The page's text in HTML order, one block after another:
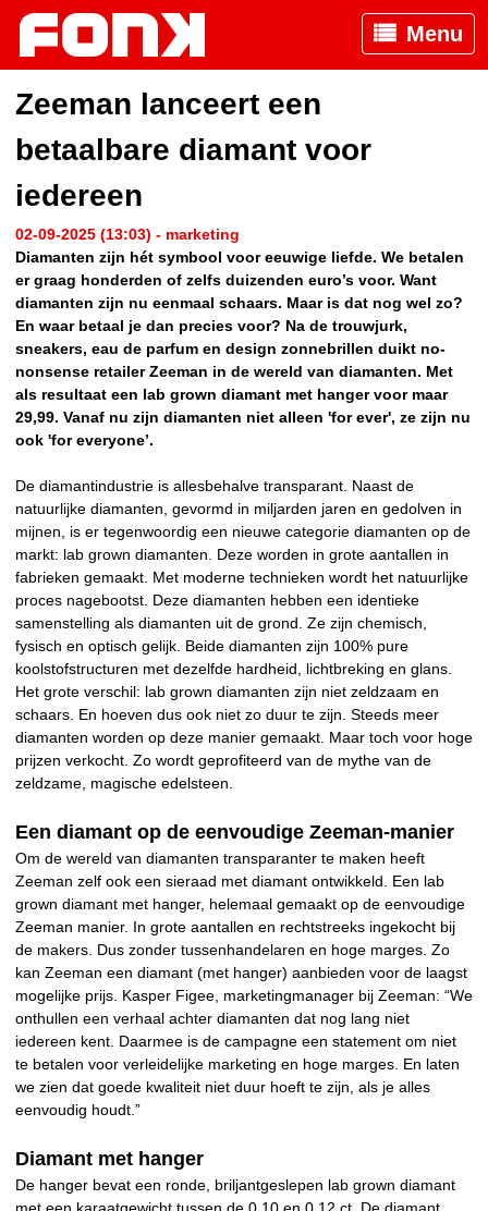
Menu
Zeeman lanceert een
betaalbare diamant voor
iedereen
02-09-2025 (13:03) - marketing
Diamanten zijn hét symbool voor eeuwige liefde. We betalen
er graag honderden of zelfs duizenden euro’s voor. Want
diamanten zijn nu eenmaal schaars. Maar is dat nog wel zo?
En waar betaal je dan precies voor? Na de trouwjurk,
sneakers, eau de parfum en design zonnebrillen duikt no-
nonsense retailer Zeeman in de wereld van diamanten. Met
als resultaat een lab grown diamant met hanger voor maar
29,99. Vanaf nu zijn diamanten niet alleen 'for ever', ze zijn nu
ook 'for everyone’.
De diamantindustrie is allesbehalve transparant. Naast de
natuurlijke diamanten, gevormd in miljarden jaren en gedolven in
mijnen, is er tegenwoordig een nieuwe categorie diamanten op de
markt: lab grown diamanten. Deze worden in grote aantallen in
fabrieken gemaakt. Met moderne technieken wordt het natuurlijke
proces nagebootst. Deze diamanten hebben een identieke
samenstelling als diamanten uit de grond. Ze zijn chemisch,
fysisch en optisch gelijk. Beide diamanten zijn 100% pure
koolstofstructuren met dezelfde hardheid, lichtbreking en glans.
Het grote verschil: lab grown diamanten zijn niet zeldzaam en
schaars. En hoeven dus ook niet zo duur te zijn. Steeds meer
diamanten worden op deze manier gemaakt. Maar toch voor hoge
prijzen verkocht. Zo wordt geprofiteerd van de mythe van de
zeldzame, magische edelsteen.
Een diamant op de eenvoudige Zeeman-manier
Om de wereld van diamanten transparanter te maken heeft
Zeeman zelf ook een sieraad met diamant ontwikkeld. Een lab
grown diamant met hanger, helemaal gemaakt op de eenvoudige
Zeeman manier. In grote aantallen en rechtstreeks ingekocht bij
de makers. Dus zonder tussenhandelaren en hoge marges. Zo
kan Zeeman een diamant (met hanger) aanbieden voor de laagst
mogelijke prijs. Kasper Figee, marketingmanager bij Zeeman: “We
onthullen een verhaal achter diamanten dat nog lang niet
iedereen kent. Daarmee is de campagne een statement om niet
te betalen voor verleidelijke marketing en hoge marges. En laten
we zien dat goede kwaliteit niet duur hoeft te zijn, als je alles
eenvoudig houdt.”
Diamant met hanger
De hanger bevat een ronde, briljantgeslepen lab grown diamant